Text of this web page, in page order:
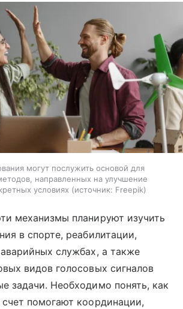
могут послужить основой для
направленных на улучшение
условиях
источник: Freepik
механизмы планируют изучить
в спорте, реабилитации,
службах, а также
видов голосовых сигналов
задачи. Необходимо понять, как
помогают координации,